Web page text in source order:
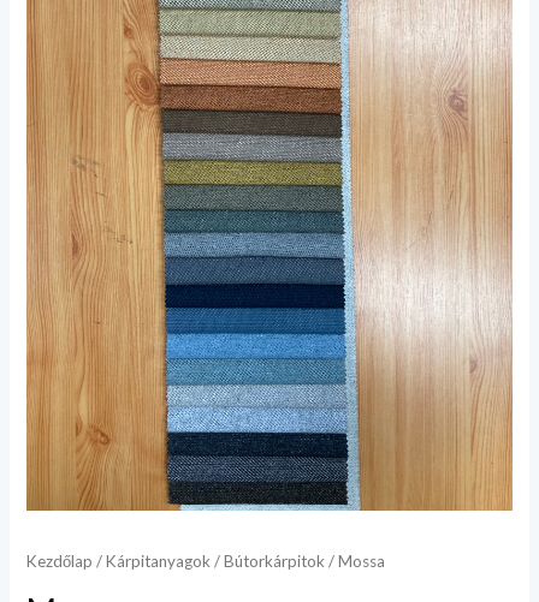
Kezdőlap /Kárpitanyagok /Bútorkárpitok / Mossa